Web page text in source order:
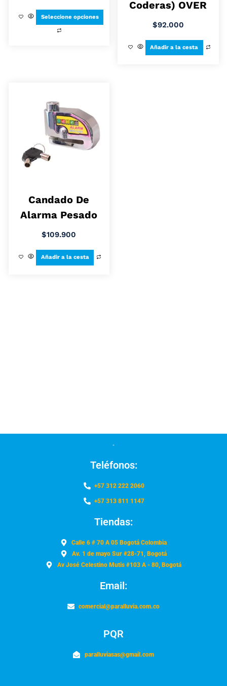
Seleccione opciones
Coderas) OVER
$92.000
Añadir a la cesta
Candado De
Alarma Pesado
$109.900
Añadir a la cesta
Teléfonos:
+57 312 222 2060
+57 313 811 1147
Tiendas:
Calle 6 # 70 A 05 Bogotá Colombia
Av. 1 de mayo Sur #28-71, Bogotá
Av José Celestino Mutis #103 A - 80, Bogotá
Email:
comercial@paralluvia.com.co
PQR
paralluviasas@gmail.com